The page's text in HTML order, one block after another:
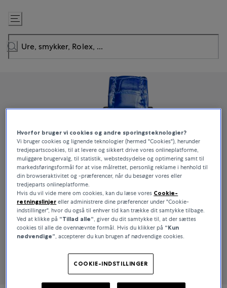
Gå
til
indhold
Hvorfor bruger vi cookies og andre sporingsteknologier?
Vi bruger cookies og lignende teknologier (hermed "Cookies"), herunder
tredjepartscookies, til at levere og sikkert drive vores onlineplatforme,
muliggøre brugervalg, til statistik, webstedsydelse og optimering samt til
markedsføringsformål for at vise målrettet, personlig reklame i henhold til
din browseraktivitet og -præferencer, når du besøger vores eller
tredjeparts onlineplatforme.
Hvis du vil vide mere om cookies, kan du læse vores Cookie-
retningslinjer eller administrere dine præferencer under "Cookie-
indstillinger", hvor du også til enhver tid kan trække dit samtykke tilbage.
Ved at klikke på “Tillad alle“ , giver du dit samtykke til, at der sættes
cookies til alle de ovennævnte formål. Hvis du klikker på “Kun
nødvendige” , accepterer du kun brugen af nødvendige cookies.
COOKIE-INDSTILLINGER